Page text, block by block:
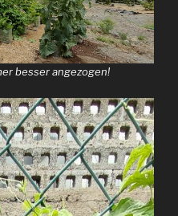
besser angezogen!